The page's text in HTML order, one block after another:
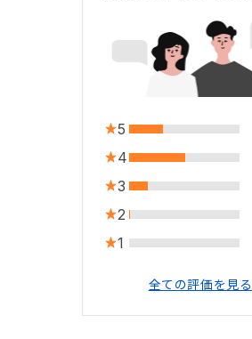
5
4
3
2
1
全ての評価を見る